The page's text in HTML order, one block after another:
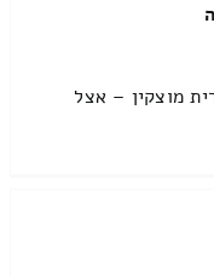
מוצקין – אצל